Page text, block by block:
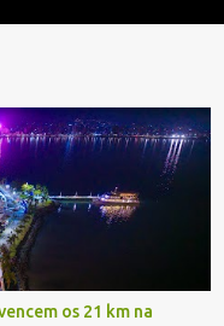
os 21 km na